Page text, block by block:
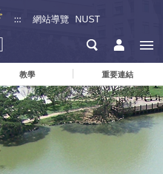
::: 網站導覽 NUST
教學 重要連結